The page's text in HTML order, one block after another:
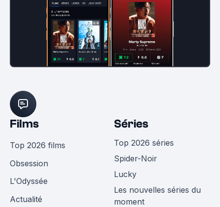
Films
Top 2026 films
Obsession
L'Odyssée
Actualité
Séries
Top 2026 séries
Spider-Noir
Lucky
Les nouvelles séries du
moment